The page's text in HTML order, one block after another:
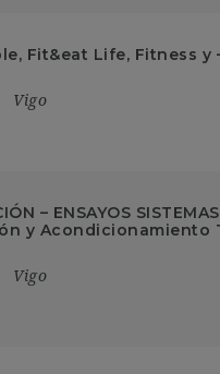
Fit&eat Life, Fitness y
Vigo
– ENSAYOS
y Acondicionamiento
Vigo